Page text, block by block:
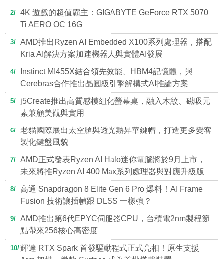
2
4K 遊戲的超值霸主：GIGABYTE GeForce RTX 5070
Ti AERO OC 16G
3
AMD推出Ryzen AI Embedded X100系列處理器，搭配
Kria AI解決方案加速機器人與實體AI發展
4
Instinct MI455X結合領先效能、HBM4記憶體，與
Cerebras合作推出晶圓級引擎解構式AI推論方案
5
j5Create推出高質感模組化螢幕桌，融入木紋、磁吸元
素兼顧美觀與實用
6
老貓國際展出太空艙與透光熱昇華鍵帽，打造更多變客
製化鍵盤風貌
7
AMD正式發表Ryzen AI Halo迷你電腦將於9月上市，
未來將推Ryzen AI 400 Max系列處理器與對應升級版
8
高通 Snapdragon 8 Elite Gen 6 Pro 爆料！AI Frame
Fusion 技術讓插幀跟 DLSS 一樣強？
9
AMD推出第6代EPYC伺服器CPU，台積電2nm製程節
點帶來256核心高密度
10 輝達 RTX Spark 首發驅動程式正式亮相！原生支援